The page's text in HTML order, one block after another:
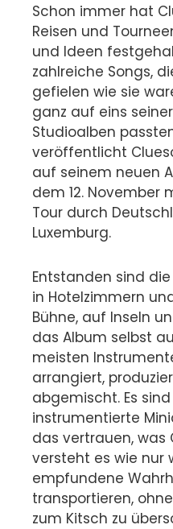
Schon immer hat
Reisen und
und Ideen
zahlreiche Songs,
gefielen wie sie
ganz auf eins
Studioalben
veröffentlicht
auf seinem neuen
dem 12. November
Tour durch
Luxemburg.
Entstanden sind
in Hotelzimmern
Bühne, auf Inseln
das Album selbst
meisten
arrangiert,
abgemischt. Es
instrumentierte
das vertrauen, was
versteht es wie nur
empfundene
transportieren,
zum Kitsch zu